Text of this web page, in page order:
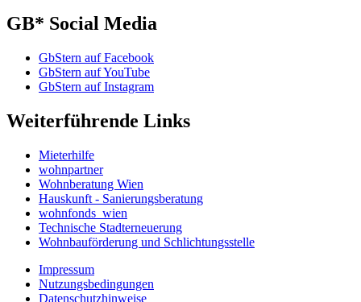
GB* Social Media
GbStern auf Facebook
GbStern auf YouTube
GbStern auf Instagram
Weiterführende Links
Mieterhilfe
wohnpartner
Wohnberatung Wien
Hauskunft - Sanierungsberatung
wohnfonds_wien
Technische Stadterneuerung
Wohnbauförderung und Schlichtungsstelle
Impressum
Nutzungsbedingungen
Datenschutzhinweise